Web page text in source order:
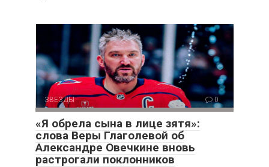
ЗВЕЗДЫ 0
«Я обрела сына в лице зятя»:
слова Веры Глаголевой об
Александре Овечкине вновь
растрогали поклонников